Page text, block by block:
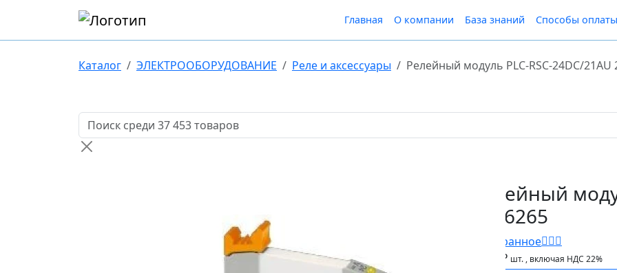
Главная О компании База знаний Способы оплаты
Каталог ЭЛЕКТРООБОРУДОВАНИЕ Реле и аксессуары Релейный модуль PLC-RSC-24DC/21AU
Поиск товаров по названию или артикулу
Релейный
2966265
В Избранное
1 215 ₽ шт. , включая НДС 22%